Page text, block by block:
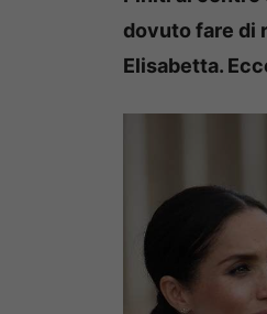
dovuto fare di
Elisabetta.